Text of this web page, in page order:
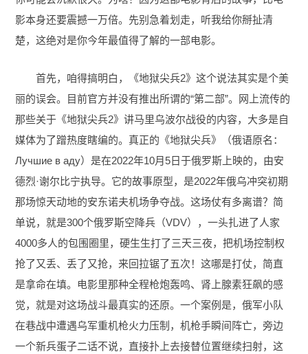
影本身还要震撼一万倍。先别急着划走，听我给你掰扯清
楚，这绝对是你今年最值得了解的一部电影。
首先，咱得搞明白，《地狱尖兵2》这个说法其实是个美
丽的误会。目前官方并没有推出所谓的“第二部”。网上流传的
那些关于《地狱尖兵2》讲马里乌波尔战役的内容，大多是自
媒体为了蹭热度瞎编的。真正的《地狱尖兵》（俄语原名：
Лучшие в аду）是在2022年10月5日于俄罗斯上映的，由安
德烈·谢尔比宁执导。它的故事原型，是2022年俄乌冲突初期
那场惊天动地的安东诺夫机场争夺战。这场仗有多离谱？简
单说，就是300个俄罗斯空降兵（VDV），一头扎进了人家
4000多人的包围圈里，硬生生打了三天三夜，把机场控制权
抢了又丢、丢了又抢，来回拉锯了五次！这哪是打仗，简直
是拿命在填。电影里那种全程枪炮轰鸣、肾上腺素狂飙的感
觉，就是对这场战斗最真实的还原。一个案例是，俄军小队
在巷战中遭遇乌军重机枪火力压制，机枪手瞬间阵亡，旁边
一个新兵蛋子二话不说，直接扑上去接替位置继续扫射，这